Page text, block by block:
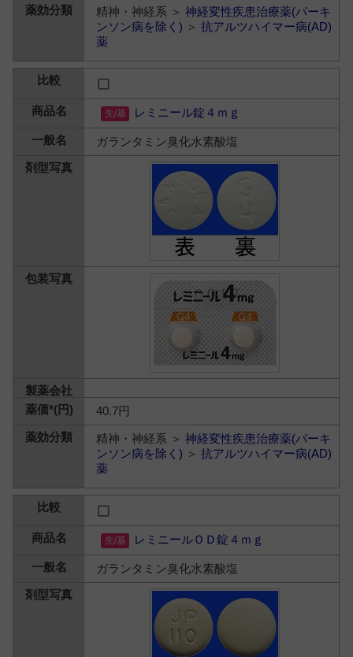
精神・神経系 ＞神経変性疾患治療薬(パーキ
ンソン病を除く) ＞抗アルツハイマー病(AD)
薬
レミニール錠４ｍｇ
ガランタミン臭化水素酸塩
40.7円
精神・神経系 ＞神経変性疾患治療薬(パーキ
ンソン病を除く) ＞抗アルツハイマー病(AD)
薬
レミニールＯＤ錠４ｍｇ
ガランタミン臭化水素酸塩